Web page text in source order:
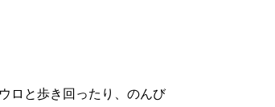
ロと歩き回ったり、のんび